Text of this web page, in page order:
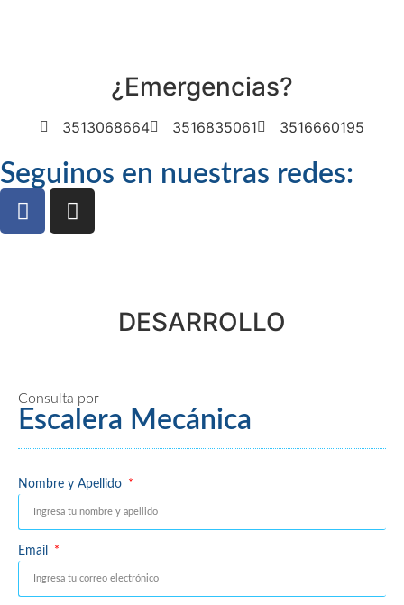
¿Emergencias?
3513068664 3516835061 3516660195
Seguinos en nuestras redes:
DESARROLLO
Consulta por
Escalera Mecánica
Nombre y Apellido
Email